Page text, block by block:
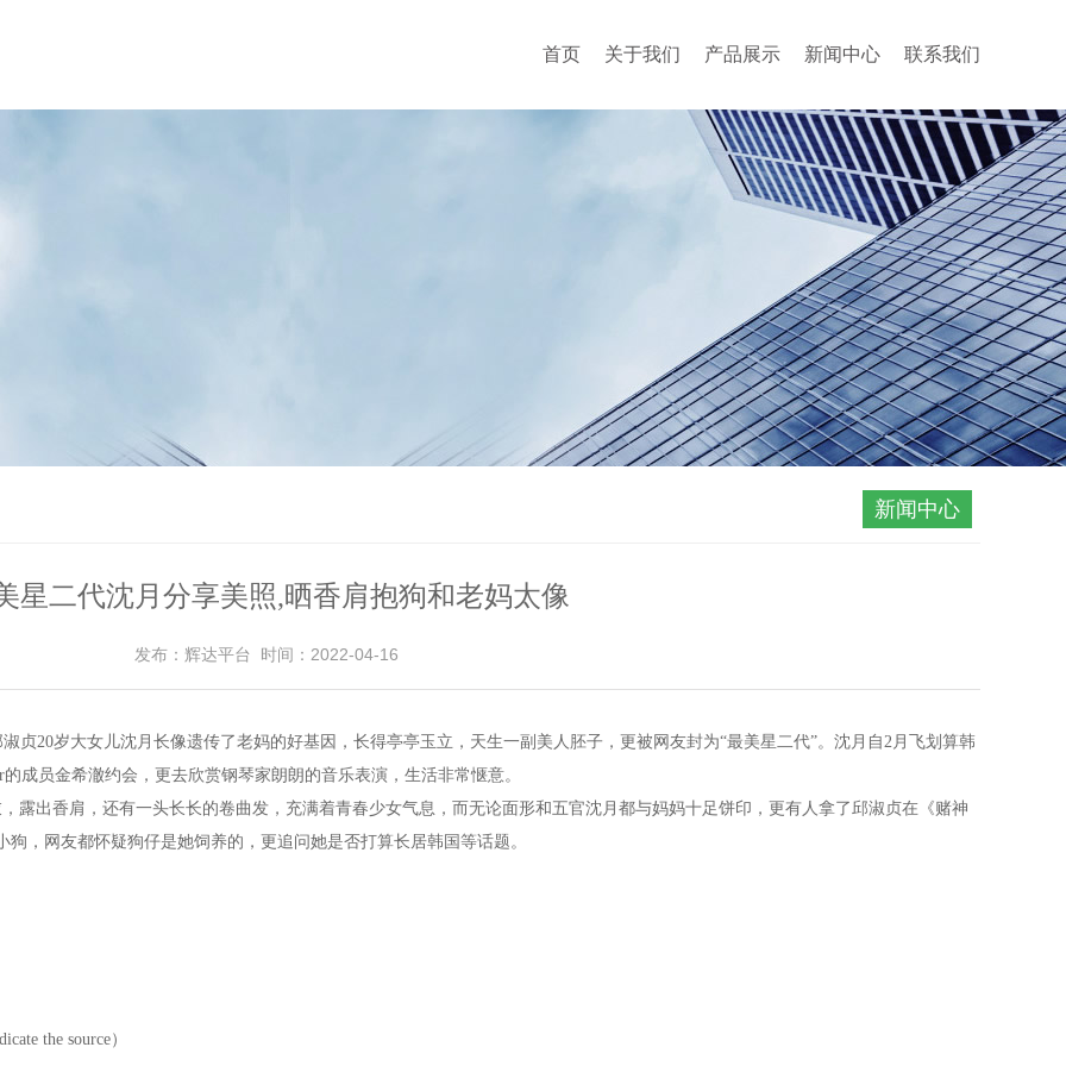
首页 关于我们 产品展示 新闻中心 联系我们
新闻中心
星二代沈月分享美照,晒香肩抱狗和老妈太像
发布：辉达平台 时间：2022-04-16
贞20岁大女儿沈月长像遗传了老妈的好基因，长得亭亭玉立，天生一副美人胚子，更被网友封为“最美星二代”。沈月自2月飞划算韩
成员金希澈约会，更去欣赏钢琴家朗朗的音乐表演，生活非常惬意。
露出香肩，还有一头长长的卷曲发，充满着青春少女气息，而无论面形和五官沈月都与妈妈十足饼印，更有人拿了邱淑贞在《赌神
，网友都怀疑狗仔是她饲养的，更追问她是否打算长居韩国等话题。
the source）